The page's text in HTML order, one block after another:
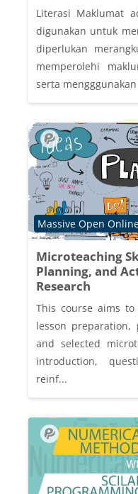
Literasi Maklumat
digunakan untuk
diperlukan
memperolehi
serta
Microteaching
Planning, and
Research
Course category
Massive Open
This course aims
lesson preparation,
and selected
introduction,
reinf...